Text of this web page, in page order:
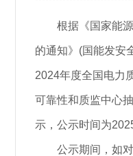
根据《国家能
的通知》(国能发安
2024年度全国电力
可靠性和质监中心
示，公示时间为
公示期间，如